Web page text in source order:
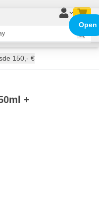
se envía hoy
150,- €
+
Open